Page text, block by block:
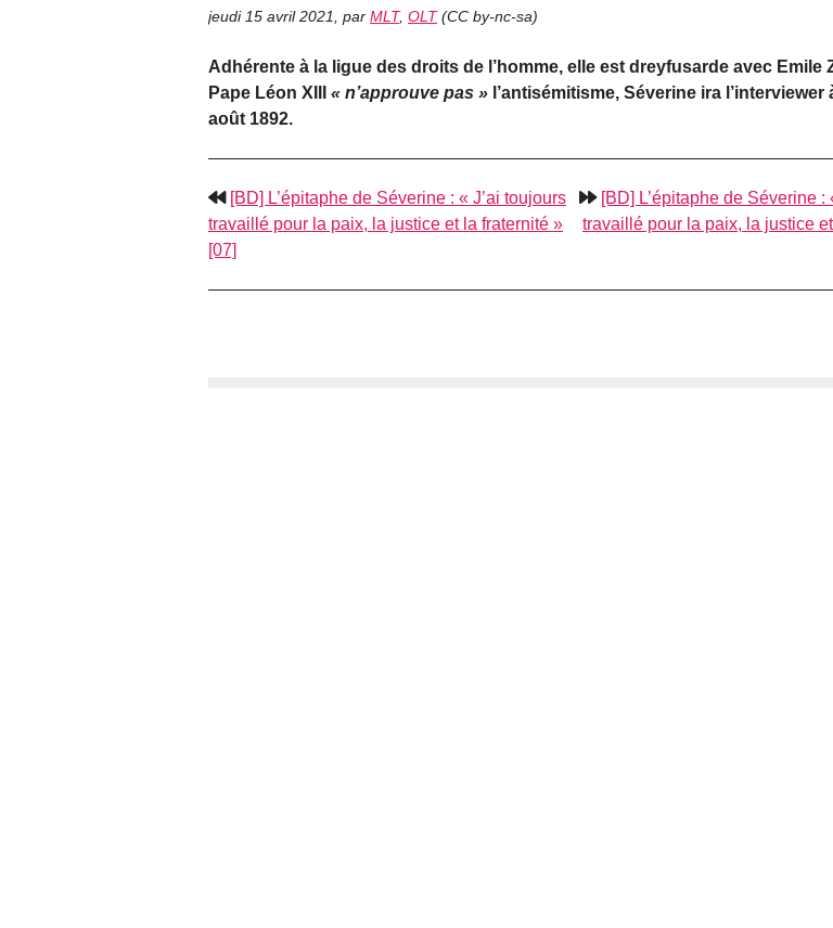
jeudi 15 avril 2021 par MLT, OLT (CC by-nc-sa)
Adhérente à la ligue des droits de l’homme, elle est dreyfusarde avec Emile
Pape Léon XIII
n’approuve pas
l’antisémitisme, Séverine ira l’interviewer
août 1892.
[BD] L’épitaphe de Séverine :
J’ai toujours
travaillé pour la paix, la justice et la fraternité
[07]
[BD] L’épitaphe de Séverine :
travaillé pour la paix, la justice